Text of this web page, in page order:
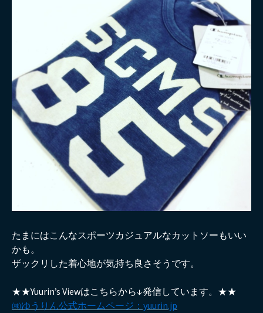
たまにはこんなスポーツカジュアルなカットソーもいい
かも。
ザックリした着心地が気持ち良さそうです。
★★Yuurin’s Viewはこちらから↓発信しています。★★
㈱ゆうりん公式ホームページ：yuurin.jp